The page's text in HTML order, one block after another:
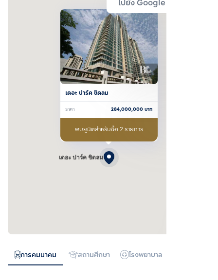
ไปยัง Google Map
เดอะ ปาร์ค ชิดลม
เดอะ ปาร์ค ชิดลม
ราคา 284,000,000บาท
พบยูนิตสำหรับซื้อ 2 รายการ
การคมนาคม สถานศึกษา โรงพยาบาล